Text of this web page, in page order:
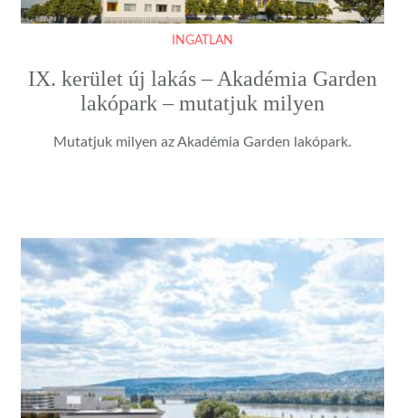
INGATLAN
IX. kerület új lakás – Akadémia Garden
lakópark – mutatjuk milyen
Mutatjuk milyen az Akadémia Garden lakópark.